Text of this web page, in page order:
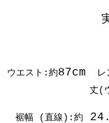
ウエスト:約87cm
丈(
裾幅 (直線):約